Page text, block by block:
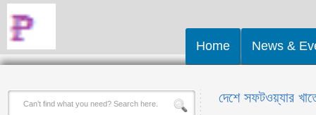
Home News &
দেশে সফটওয়্যার